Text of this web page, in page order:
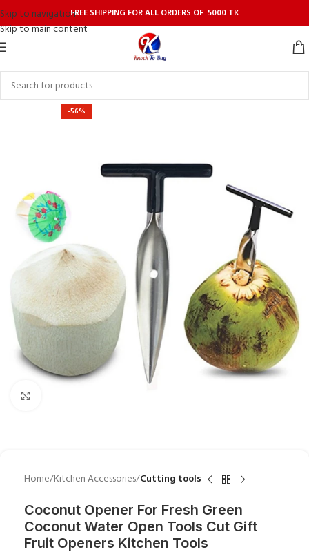
Skip to navigation
Skip to main content
FREE SHIPPING FOR ALL ORDERS OF 5000 TK
-56%
Home Kitchen Accessories Cutting tools
Coconut Opener For Fresh Green
Coconut Water Open Tools Cut Gift
Fruit Openers Kitchen Tools